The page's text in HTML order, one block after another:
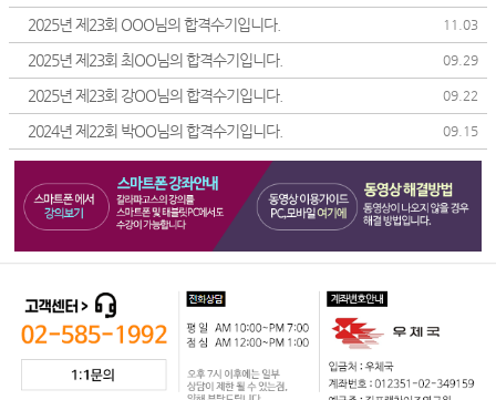
2025년 제23회 OOO님의 합격수기입니다. 11.03
2025년 제23회 최OO님의 합격수기입니다. 09.29
2025년 제23회 강OO님의 합격수기입니다. 09.22
2024년 제22회 박OO님의 합격수기입니다. 09.15